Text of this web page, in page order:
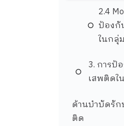
2.4
ป้องกั
ในกลุ่
3. การป้
เสพติดใ
ด้านบำบัดรัก
ติด